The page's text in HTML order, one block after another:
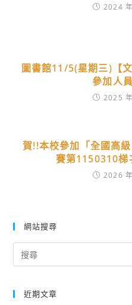
2024
圖書館11/5(星期三)【
參加人
2025
賀!!本校參加「全國高
賽第1150310梯
2026
網站搜尋
for:
近期文章